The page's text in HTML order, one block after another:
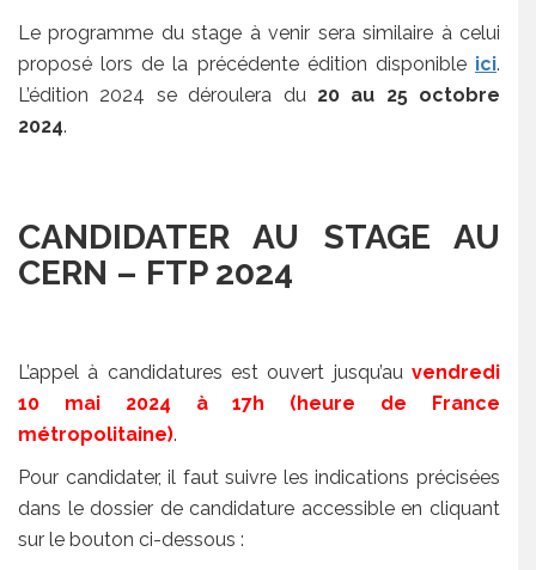
Le programme du stage à venir sera similaire à celui
proposé lors de la précédente édition disponible ici.
L’édition 2024 se déroulera du 20 au 25 octobre
2024.
CANDIDATER AU STAGE AU
CERN – FTP 2024
L’appel à candidatures est ouvert jusqu’au vendredi
10 mai 2024 à 17h (heure de France
métropolitaine).
Pour candidater, il faut suivre les indications précisées
dans le dossier de candidature accessible en cliquant
sur le bouton ci-dessous :